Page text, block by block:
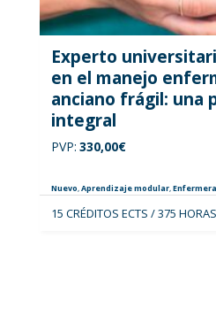
Experto
en el manejo
anciano frágil: una
integral
PVP: 330,00€
Nuevo,Aprendizaje modular,
15 CRÉDITOS ECTS / 375 HORAS